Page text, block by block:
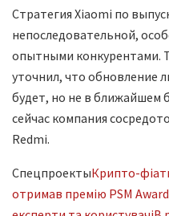
Стратегия Xiaomi по
непоследовательной,
опытными конкурентами.
уточнил, что обновление
будет, но не в ближайшем
сейчас компания
Redmi.
СпецпроектыКрипто-
отримав премію PSM